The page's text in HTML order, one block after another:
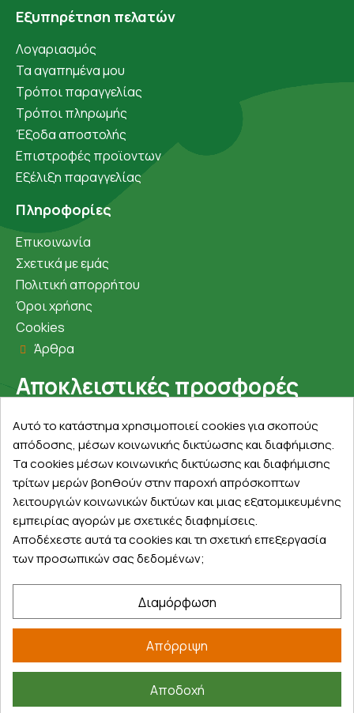
Εξυπηρέτηση πελατών
Λογαριασμός
Τα αγαπημένα μου
Τρόποι παραγγελίας
Τρόποι πληρωμής
Έξοδα αποστολής
Επιστροφές προϊοντων
Εξέλιξη παραγγελίας
Πληροφορίες
Επικοινωνία
Σχετικά με εμάς
Πολιτική απορρήτου
Όροι χρήσης
Cookies
Άρθρα
Αποκλειστικές προσφορές
Εγγραφείτε με το email σας για να ενημερώνεστε
πρώτοι για προσφορές, διαγωνισμούς, εκπτωτικούς
κωδικούς και μοναδικά δώρα!
Βρείτε μας στα social
©2026farmakeioexpress.gr
Αυτό το κατάστημα χρησιμοποιεί cookies για σκοπούς
απόδοσης, μέσων κοινωνικής δικτύωσης και διαφήμισης.
Τα cookies μέσων κοινωνικής δικτύωσης και διαφήμισης
τρίτων μερών βοηθούν στην παροχή απρόσκοπτων
λειτουργιών κοινωνικών δικτύων και μιας εξατομικευμένης
εμπειρίας αγορών με σχετικές διαφημίσεις.
Αποδέχεστε αυτά τα cookies και τη σχετική επεξεργασία
των προσωπικών σας δεδομένων;
Διαμόρφωση
Απόρριψη
Αποδοχή